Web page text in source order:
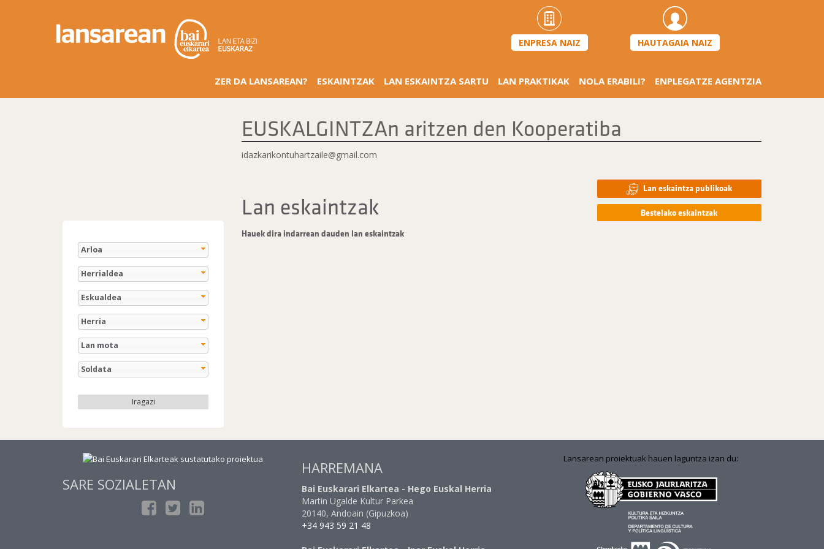
ENPRESA NAIZ HAUTAGAIA NAIZ
ZER DA LANSAREAN? ESKAINTZAK LAN ESKAINTZA SARTU LAN PRAKTIKAK NOLA ERABILI? ENPLEGATZE AGENTZIA
EUSKALGINTZAn aritzen den Kooperatiba
idazkarikontuhartzaile@gmail.com
Arloa
Herrialdea
Eskualdea
Herria
Lan mota
Soldata
Iragazi
Lan eskaintzak
Lan eskaintza publikoak
Bestelako eskaintzak
Hauek dira indarrean dauden lan eskaintzak
SARE SOZIALETAN
HARREMANA
Bai Euskarari Elkartea - Hego Euskal Herria
Martin Ugalde Kultur Parkea
20140, Andoain (Gipuzkoa)
+34 943 59 21 48
Lansarean proiektuak hauen laguntza izan du: